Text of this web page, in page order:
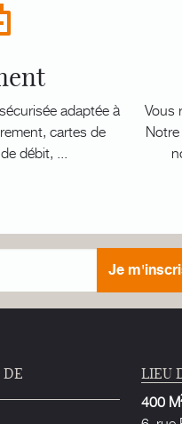
adaptée à
cartes de
débit, ...
Vous
Je
DE
LIEU
400 M